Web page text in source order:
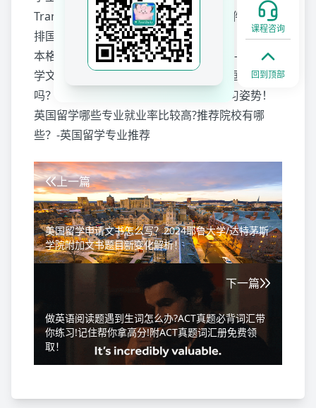
Translate/出行Uber/宅家YouTube等软件轻松安
排国外生活！英国留学申请文书怎么写？文书基
本格式是什么？哪些“雷点”一定不要写？-英本留
学文书写作指南A Level物理可以申请英国留学
吗？申英本难吗？A*学姐教你高效的学习姿势！
英国留学哪些专业就业率比较高?推荐院校有哪
些？-英国留学专业推荐
上一篇
美国留学申请文书怎么写？2024耶鲁大学/达特茅斯
学院附加文书题目新变化解析！
下一篇
做英语阅读题遇到生词怎么办?ACT真题必背词汇带
你练习!记住帮你拿高分!附ACT真题词汇册免费领
取！
课程咨询
回到顶部